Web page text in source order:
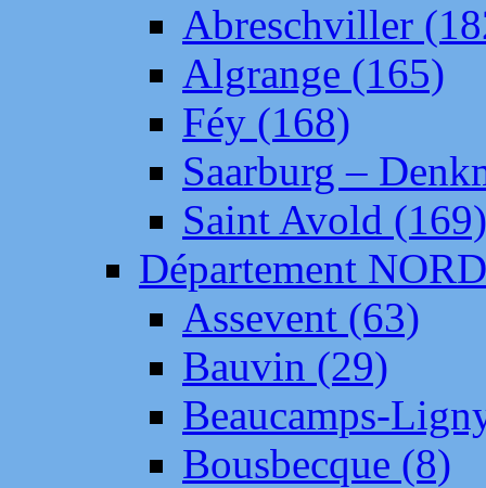
Abreschviller
Algrange (165)
Féy (168)
Saarburg –
Saint Avold (169)
Département NORD
Assevent (63)
Bauvin (29)
Beaucamps-
Bousbecque (8)